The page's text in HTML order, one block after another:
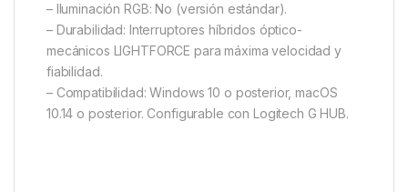
– Iluminación RGB: No (versión estándar).
– Durabilidad: Interruptores híbridos óptico-
mecánicos LIGHTFORCE para máxima velocidad y
fiabilidad.
– Compatibilidad: Windows 10 o posterior, macOS
10.14 o posterior. Configurable con Logitech G HUB.